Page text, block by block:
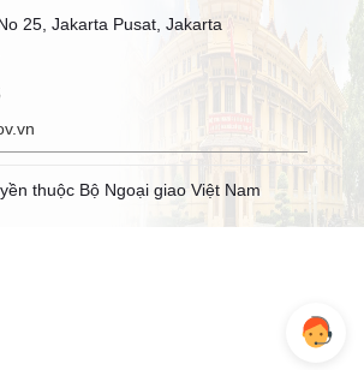
25, Jakarta Pusat, Jakarta
thuộc Bộ Ngoại giao Việt Nam